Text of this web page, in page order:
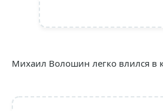
Михаил Волошин легко влился в